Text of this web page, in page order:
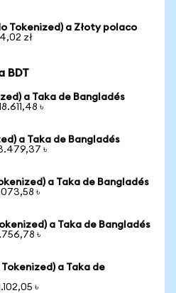
Tokenized) a Złoty polaco
zł
BDT
a Taka de Bangladés
৳
a Taka de Bangladés
৳
a Taka de Bangladés
৳
a Taka de Bangladés
৳
a Taka de
৳